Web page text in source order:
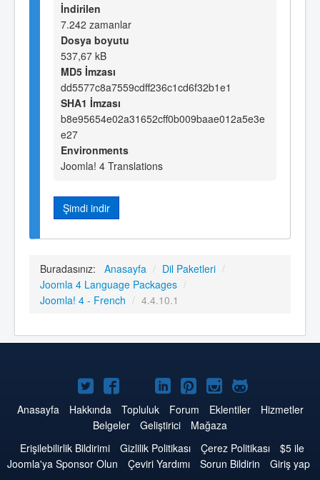
İndirilen
7.242 zamanlar
Dosya boyutu
537,67 kB
MD5 İmzası
dd5577c8a7559cdff236c1cd6f32b1e1
SHA1 İmzası
b8e95654e02a31652cff0b009baae012a5e3e
e27
Environments
Joomla! 4 Translations
Şimdi indir
Buradasınız: Anasayfa / Dil Paketleri /
Joomla 4 Language Packages /
Joomla! 4 - French / 4.4.10.1
Twitter'da
Joomla
Facebook'da
Joomla
YouTube'da
Joomla
LinkedIn'de
Joomla
Pinterest'de
Joomla
Instagram'da
Joomla
GitHub'da
Joomla
Anasayfa Hakkında Topluluk Forum Eklentiler
Hizmetler
Belgeler
Geliştirici
Mağaza
Erişilebilirlik Bildirimi
Gizlilik Politikası Çerez Politikası
$5 ile
Joomla'ya Sponsor Olun
Çeviri Yardımı Sorun Bildirin
Giriş yap